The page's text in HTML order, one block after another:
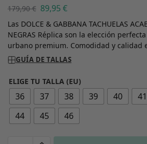
179,90€ 89,95 €
Las DOLCE & GABBANA TACHUELAS
NEGRAS Réplica son la elección
urbano premium. Comodidad y calidad
GUÍA DE TALLAS
ELIGE TU TALLA (EU)
36 37 38 39 40 41
44
45 46